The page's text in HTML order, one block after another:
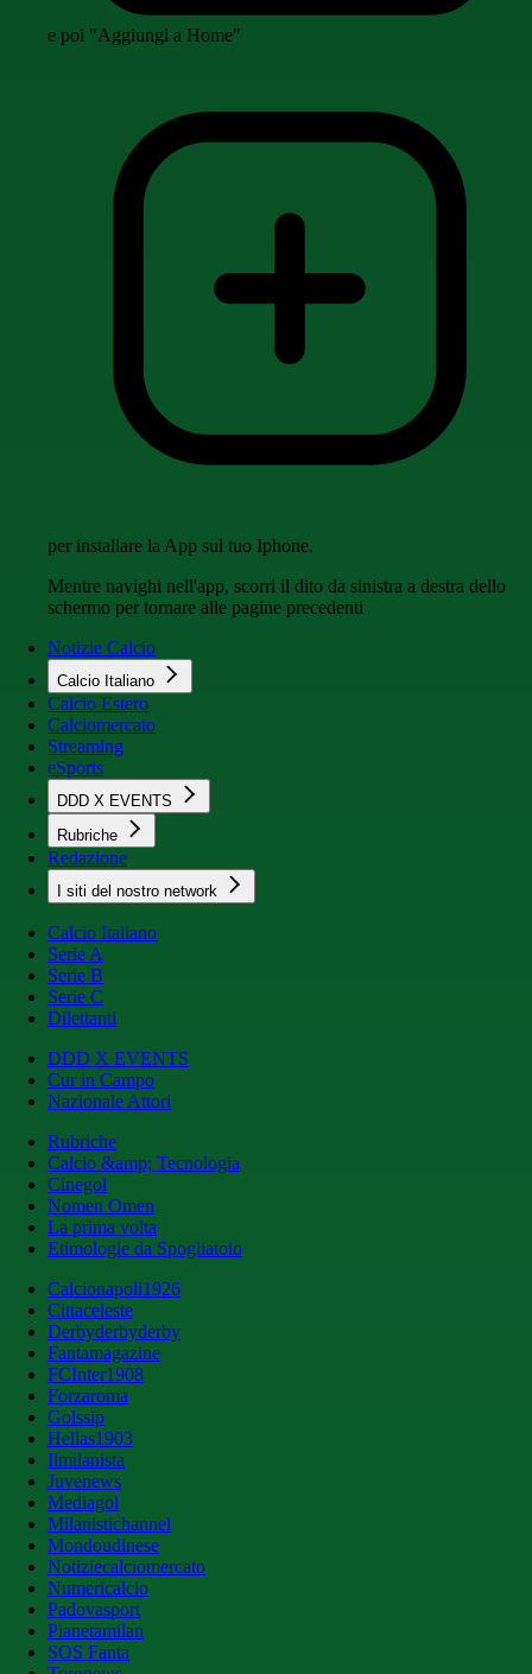
e poi "Aggiungi a Home"
per installare la App sul tuo Iphone.
Mentre navighi nell'app, scorri il dito da sinistra a destra dello
schermo per tornare alle pagine precedenti
Notizie Calcio
Calcio Italiano
Calcio Estero
Calciomercato
Streaming
eSports
DDD X EVENTS
Rubriche
Redazione
I siti del nostro network
Calcio Italiano
Serie A
Serie B
Serie C
Dilettanti
DDD X EVENTS
Cur in Campo
Nazionale Attori
Rubriche
Calcio &amp; Tecnologia
Cinegol
Nomen Omen
La prima volta
Etimologie da Spogliatoio
Calcionapoli1926
Cittaceleste
Derbyderbyderby
Fantamagazine
FCInter1908
Forzaroma
Golssip
Hellas1903
Ilmilanista
Juvenews
Mediagol
Milanistichannel
Mondoudinese
Notiziecalciomercato
Numericalcio
Padovasport
Pianetamilan
SOS Fanta